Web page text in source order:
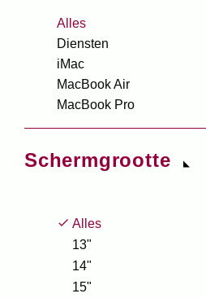
Alles
Diensten
iMac
MacBook Air
MacBook Pro
Schermgrootte
Alles
13"
14"
15"